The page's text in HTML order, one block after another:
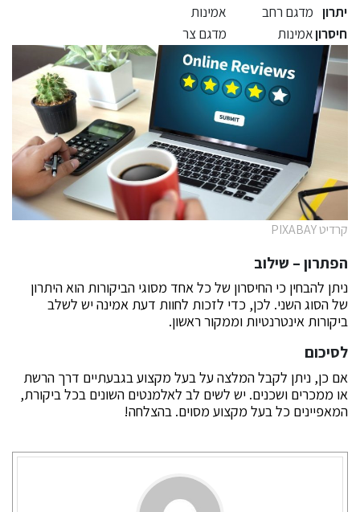
יתרון מדגם רחב
אמינות
חיסרוןאמינות מדגם צר
קרדיט PIXABAY
הפתרון – שילוב
ניתן להבחין כי החיסרון של כל אחד מסוגי הביקורות הוא היתרון
של הסוג השני. לכן, כדי לזכות לחוות דעת אמינה יש לשלב
ביקורות אינטרנטיות וממקור ראשון.
לסיכום
אם כן, ניתן לקבל המלצה על בעל מקצוע בגבעתיים דרך הרשת
או ממכרים ושכנים. יש לשים לב לאלמנטים השונים בכל ביקורת,
המאפיינים כל בעל מקצוע מסוים. בהצלחה!